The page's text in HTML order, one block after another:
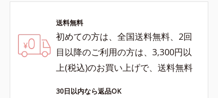
送料無料
初めての方は、全国送料無料、2回
目以降のご利用の方は、3,300円以
上(税込)のお買い上げで、送料無料
30日以内なら返品OK